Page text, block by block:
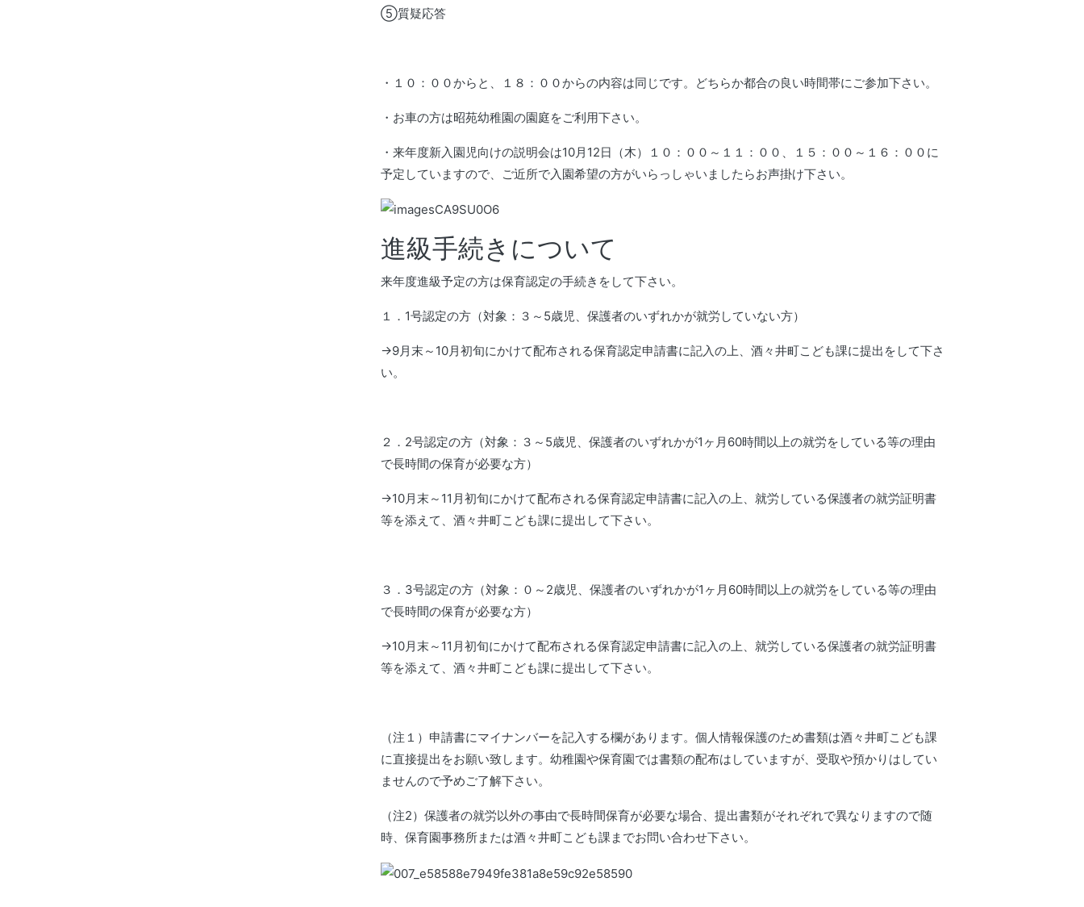
⑤質疑応答
・１０：００からと、１８：００からの内容は同じです。どちらか都合の良い時間帯にご参加下さい。
・お車の方は昭苑幼稚園の園庭をご利用下さい。
・来年度新入園児向けの説明会は10月12日（木）１０：００～１１：００、１５：００～１６：００に
予定していますので、ご近所で入園希望の方がいらっしゃいましたらお声掛け下さい。
進級手続きについて
来年度進級予定の方は保育認定の手続きをして下さい。
１．1号認定の方（対象：３～5歳児、保護者のいずれかが就労していない方）
→9月末～10月初旬にかけて配布される保育認定申請書に記入の上、酒々井町こども課に提出をして下さ
い。
２．2号認定の方（対象：３～5歳児、保護者のいずれかが1ヶ月60時間以上の就労をしている等の理由
で長時間の保育が必要な方）
→10月末～11月初旬にかけて配布される保育認定申請書に記入の上、就労している保護者の就労証明書
等を添えて、酒々井町こども課に提出して下さい。
３．3号認定の方（対象：０～2歳児、保護者のいずれかが1ヶ月60時間以上の就労をしている等の理由
で長時間の保育が必要な方）
→10月末～11月初旬にかけて配布される保育認定申請書に記入の上、就労している保護者の就労証明書
等を添えて、酒々井町こども課に提出して下さい。
（注１）申請書にマイナンバーを記入する欄があります。個人情報保護のため書類は酒々井町こども課
に直接提出をお願い致します。幼稚園や保育園では書類の配布はしていますが、受取や預かりはしてい
ませんので予めご了解下さい。
（注2）保護者の就労以外の事由で長時間保育が必要な場合、提出書類がそれぞれで異なりますので随
時、保育園事務所または酒々井町こども課までお問い合わせ下さい。